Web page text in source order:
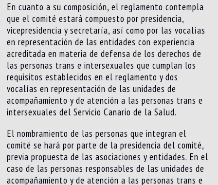
En cuanto a su composición, el reglamento contempla
que el comité estará compuesto por presidencia,
vicepresidencia y secretaría, así como por las vocalías
en representación de las entidades con experiencia
acreditada en materia de defensa de los derechos de
las personas trans e intersexuales que cumplan los
requisitos establecidos en el reglamento y dos
vocalías en representación de las unidades de
acompañamiento y de atención a las personas trans e
intersexuales del Servicio Canario de la Salud.
El nombramiento de las personas que integran el
comité se hará por parte de la presidencia del comité,
previa propuesta de las asociaciones y entidades. En el
caso de las personas responsables de las unidades de
acompañamiento y de atención a las personas trans e